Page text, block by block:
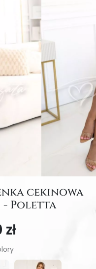
cekinowa
- Poletta